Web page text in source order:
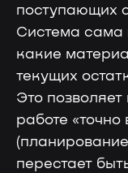
поступающих
Система сама
какие
текущих
Это
работе «точно
перестает
Поддержка
Чтобы